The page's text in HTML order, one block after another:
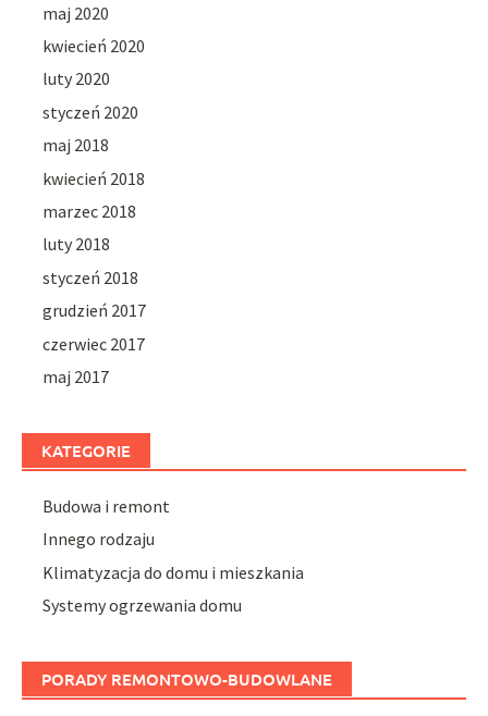
maj 2020
kwiecień 2020
luty 2020
styczeń 2020
maj 2018
kwiecień 2018
marzec 2018
luty 2018
styczeń 2018
grudzień 2017
czerwiec 2017
maj 2017
KATEGORIE
Budowa i remont
Innego rodzaju
Klimatyzacja do domu i mieszkania
Systemy ogrzewania domu
PORADY REMONTOWO-BUDOWLANE